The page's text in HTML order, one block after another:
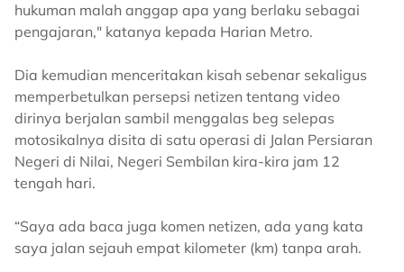
hukuman malah anggap apa yang berlaku sebagai
pengajaran," katanya kepada Harian Metro.
Dia kemudian menceritakan kisah sebenar sekaligus
memperbetulkan persepsi netizen tentang video
dirinya berjalan sambil menggalas beg selepas
motosikalnya disita di satu operasi di Jalan Persiaran
Negeri di Nilai, Negeri Sembilan kira-kira jam 12
tengah hari.
“Saya ada baca juga komen netizen, ada yang kata
saya jalan sejauh empat kilometer (km) tanpa arah.